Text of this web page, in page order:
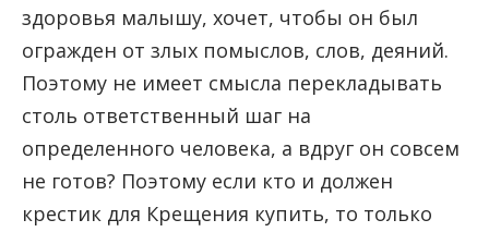
здоровья малышу, хочет, чтобы он был
огражден от злых помыслов, слов, деяний.
Поэтому не имеет смысла перекладывать
столь ответственный шаг на
определенного человека, а вдруг он совсем
не готов? Поэтому если кто и должен
крестик для Крещения купить, то только